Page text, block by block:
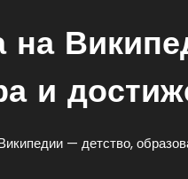
и
— детство,